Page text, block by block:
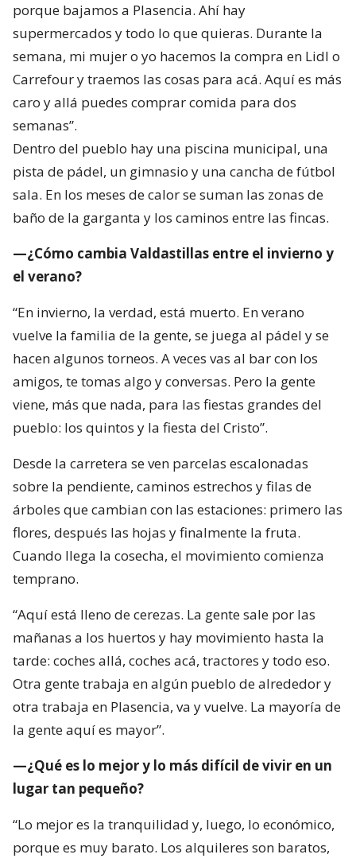
porque bajamos a Plasencia. Ahí hay
supermercados y todo lo que quieras. Durante la
semana, mi mujer o yo hacemos la compra en Lidl o
Carrefour y traemos las cosas para acá. Aquí es más
caro y allá puedes comprar comida para dos
semanas”.
Dentro del pueblo hay una piscina municipal, una
pista de pádel, un gimnasio y una cancha de fútbol
sala. En los meses de calor se suman las zonas de
baño de la garganta y los caminos entre las fincas.
—¿Cómo cambia Valdastillas entre el invierno y
el verano?
“En invierno, la verdad, está muerto. En verano
vuelve la familia de la gente, se juega al pádel y se
hacen algunos torneos. A veces vas al bar con los
amigos, te tomas algo y conversas. Pero la gente
viene, más que nada, para las fiestas grandes del
pueblo: los quintos y la fiesta del Cristo”.
Desde la carretera se ven parcelas escalonadas
sobre la pendiente, caminos estrechos y filas de
árboles que cambian con las estaciones: primero las
flores, después las hojas y finalmente la fruta.
Cuando llega la cosecha, el movimiento comienza
temprano.
“Aquí está lleno de cerezas. La gente sale por las
mañanas a los huertos y hay movimiento hasta la
tarde: coches allá, coches acá, tractores y todo eso.
Otra gente trabaja en algún pueblo de alrededor y
otra trabaja en Plasencia, va y vuelve. La mayoría de
la gente aquí es mayor”.
—¿Qué es lo mejor y lo más difícil de vivir en un
lugar tan pequeño?
“Lo mejor es la tranquilidad y, luego, lo económico,
porque es muy barato. Los alquileres son baratos,